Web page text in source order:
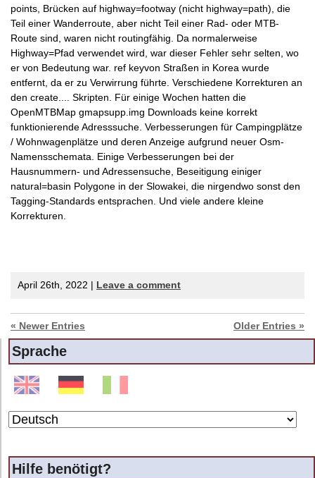
points, Brücken auf highway=footway (nicht highway=path), die
Teil einer Wanderroute, aber nicht Teil einer Rad- oder MTB-
Route sind, waren nicht routingfähig. Da normalerweise
Highway=Pfad verwendet wird, war dieser Fehler sehr selten, wo
er von Bedeutung war. ref keyvon Straßen in Korea wurde
entfernt, da er zu Verwirrung führte. Verschiedene Korrekturen an
den create.... Skripten. Für einige Wochen hatten die
OpenMTBMap gmapsupp.img Downloads keine korrekt
funktionierende Adresssuche. Verbesserungen für Campingplätze
/ Wohnwagenplätze und deren Anzeige aufgrund neuer Osm-
Namensschemata. Einige Verbesserungen bei der
Hausnummern- und Adressensuche, Beseitigung einiger
natural=basin Polygone in der Slowakei, die nirgendwo sonst den
Tagging-Standards entsprachen. Und viele andere kleine
Korrekturen.
April 26th, 2022 | Leave a comment
« Newer Entries Older Entries »
Sprache
Hilfe benötigt?